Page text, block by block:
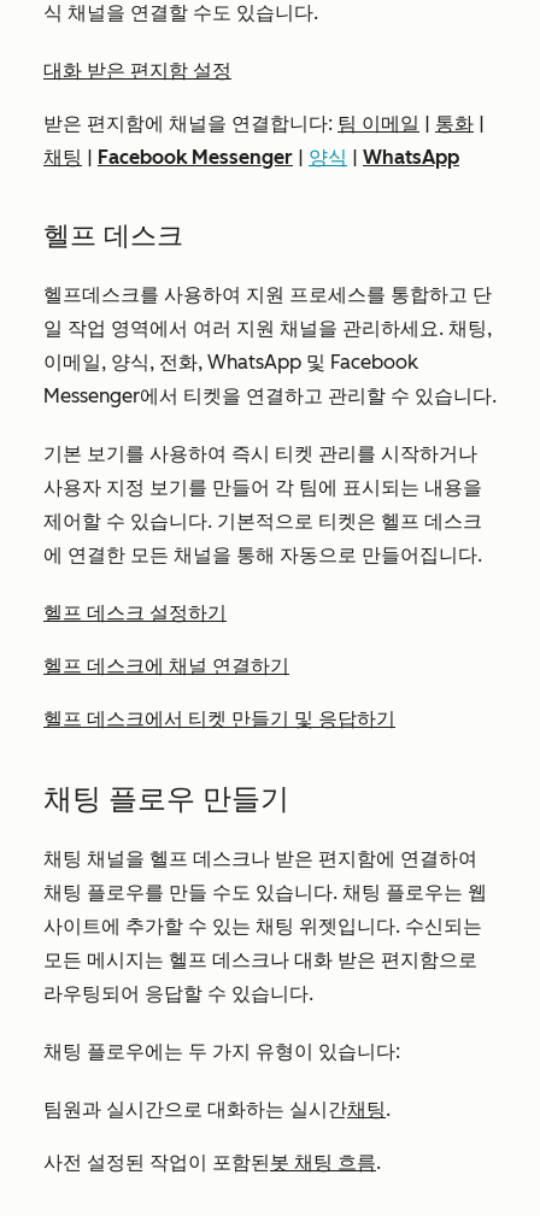
식 채널을 연결할 수도 있습니다.
대화 받은 편지함 설정
받은 편지함에 채널을 연결합니다: 팀 이메일 | 통화 |
채팅 | Facebook Messenger | 양식 | WhatsApp
헬프 데스크
헬프데스크를 사용하여 지원 프로세스를 통합하고 단
일 작업 영역에서 여러 지원 채널을 관리하세요. 채팅,
이메일, 양식, 전화, WhatsApp 및 Facebook
Messenger에서 티켓을 연결하고 관리할 수 있습니다.
기본 보기를 사용하여 즉시 티켓 관리를 시작하거나
사용자 지정 보기를 만들어 각 팀에 표시되는 내용을
제어할 수 있습니다. 기본적으로 티켓은 헬프 데스크
에 연결한 모든 채널을 통해 자동으로 만들어집니다.
헬프 데스크 설정하기
헬프 데스크에 채널 연결하기
헬프 데스크에서 티켓 만들기 및 응답하기
채팅 플로우 만들기
채팅 채널을 헬프 데스크나 받은 편지함에 연결하여
채팅 플로우를 만들 수도 있습니다. 채팅 플로우는 웹
사이트에 추가할 수 있는 채팅 위젯입니다. 수신되는
모든 메시지는 헬프 데스크나 대화 받은 편지함으로
라우팅되어 응답할 수 있습니다.
채팅 플로우에는 두 가지 유형이 있습니다:
팀원과 실시간으로 대화하는 실시간채팅.
사전 설정된 작업이 포함된봇 채팅 흐름.